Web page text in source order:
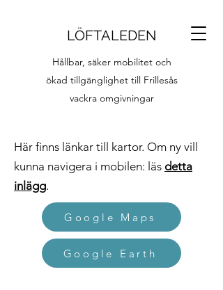
LÖFTALEDEN
Hållbar, säker mobilitet och
ökad tillgänglighet till Frillesås
vackra omgivningar
Här finns länkar till kartor. Om ny vill
kunna navigera i mobilen: läs detta
inlägg.
Google Maps
Google Earth